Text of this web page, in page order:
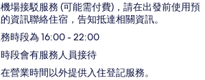
場接駁服務 (可能需付費)，請在出發前使用預
資訊聯絡住宿，告知抵達相關資訊。
時段為 16:00 - 22:00
段會有服務人員接待
營業時間以外提供入住登記服務。